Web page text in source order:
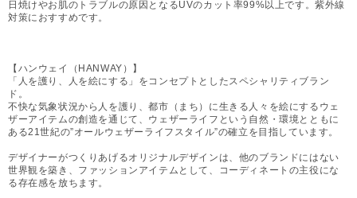
日焼けやお肌のトラブルの原因となるUVのカット率99%以上です。紫外線
対策におすすめです。
【ハンウェイ（HANWAY）】
「人を護り、人を絵にする」をコンセプトとしたスペシャリティブラン
ド。
不快な気象状況から人を護り、都市（まち）に生きる人々を絵にするウェ
ザーアイテムの創造を通じて、ウェザーライフという自然・環境とともに
ある21世紀の”オールウェザーライフスタイル”の確立を目指しています。
デザイナーがつくりあげるオリジナルデザインは、他のブランドにはない
世界観を築き、ファッションアイテムとして、コーディネートの主役にな
る存在感を放ちます。